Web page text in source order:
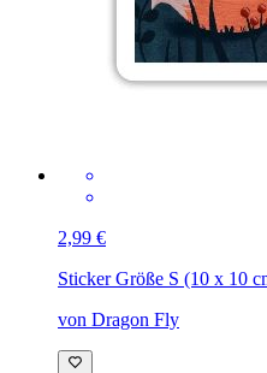
2,99 €
Sticker Größe S (10 x 10
von Dragon Fly